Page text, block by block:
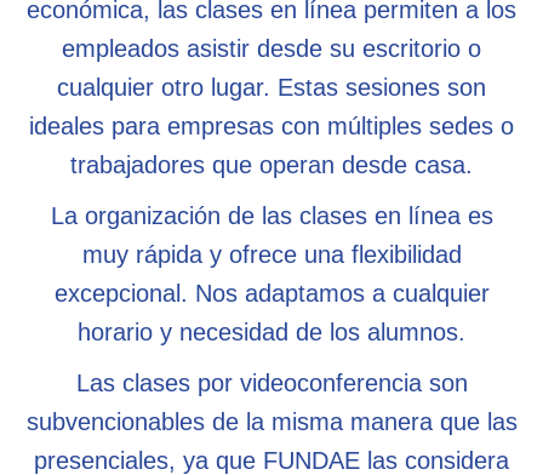
económica, las clases en línea permiten a los
empleados asistir desde su escritorio o
cualquier otro lugar. Estas sesiones son
ideales para empresas con múltiples sedes o
trabajadores que operan desde casa.
La organización de las clases en línea es
muy rápida y ofrece una flexibilidad
excepcional. Nos adaptamos a cualquier
horario y necesidad de los alumnos.
Las clases por videoconferencia son
subvencionables de la misma manera que las
presenciales, ya que FUNDAE las considera